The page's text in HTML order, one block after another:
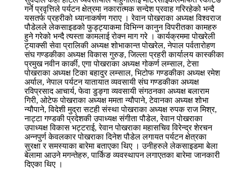
गर्ने प्रवृत्तिले पर्यटन क्षेत्रमा नकारात्मक सन्देश प्रवाह गरिरहेको भन्दै
यसतर्फ प्रहरीको ध्यानाकर्षण गराए । रेवान पोखराका अध्यक्ष विश्वराज
पौडेलले लेकसाइडको फुड्ट्याकमा विभिन्न कानुन विपरीतका कामहरु
हुने गरेको भन्दै त्यस्ता कामलाई रोक्न माग गरे । कार्यक्रममा पोखरेली
ट्याक्सी सेवा प्रालिकी अध्यक्ष शोभाकान्त पोखरेल, नेपाल पर्वतारोहण
संघ गण्डकीका अध्यक्ष विकास गुरुङ, जिल्ला प्रहरी कार्यालय कास्कीका
प्रमुख नवीन कार्की, एगा पोखराका अध्यक्ष गोकर्ण लम्साल, टेसा
पोखराका अध्यक्ष टिका बहादुर लम्साल, भिटोफ गण्डकीका अध्यक्ष रमेश
अर्याल, नेपाल पर्यटन यातायात व्यवसायी संघ गण्डकीका अध्यक्ष
रविप्रसाद आचार्य, फेवा डुङ्गा व्यवसायी संगठनका अध्यक्ष बलाराम
गिरी, ओटेफ पोखराका अध्यक्ष ममता न्यौपाने, टेवानका अध्यक्ष शोभा
न्यौपाने, विदेशी मुद्रा सटही संस्था पोखराका अध्यक्ष रुपक राज मिश्र,
नाट्टा गण्डकी प्रदेशकी उपाध्यक्ष संगीता पौडेल, रेवान पोखराका
उपाध्यक्ष विकास भट्टराई, रेवान पोखराका महासचिव विरेन्द्र शेरचन
अन्नपुर्ण केवलकार पोखराका दिनेश पौडेल लगायत पर्यटन क्षेत्रका
सुरक्षा र समस्याका बारेमा बताएका थिए । उनीहरुले लेकसाइडमा बेला
बेलामा आउने मगन्तेहरु, पार्किङ व्यवस्थापन लगाएतका बारेमा जानकारी
दिएका थिए ।